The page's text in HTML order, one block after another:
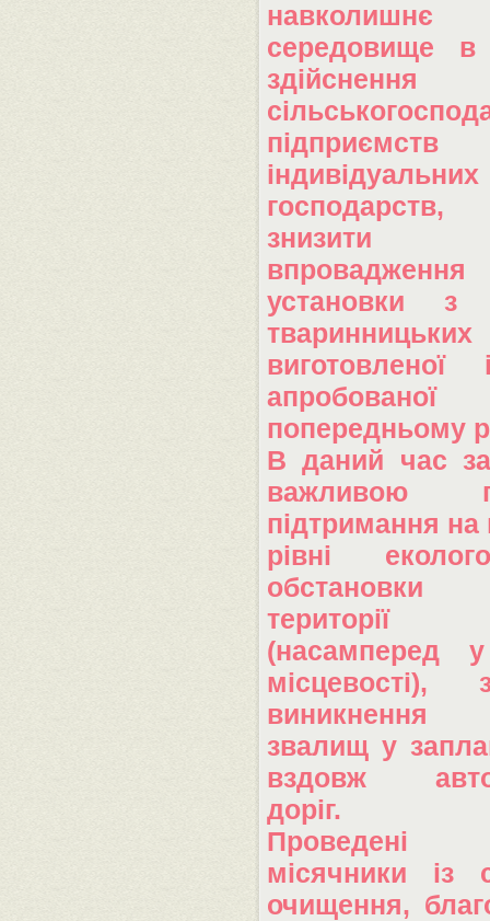
навколишнє
середовище в
здійснення
індивідуальних
господарств,
знизити
впровадження
установки з
виготовленої
попередньому
В даний час
важливою
підтримання
рівні еколого-
території
(насамперед у
місцевості),
виникнення
звалищ у
вздовж
доріг.
Проведені
місячники із
очищення,